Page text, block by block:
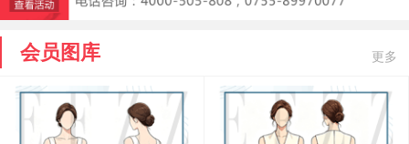
会员图库 更多